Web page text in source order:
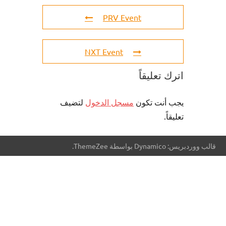
PRV Event
NXT Event
اترك تعليقاً
يجب أنت تكون مسجل الدخول لتضيف
تعليقاً.
قالب ووردبريس: Dynamico بواسطة ThemeZee.